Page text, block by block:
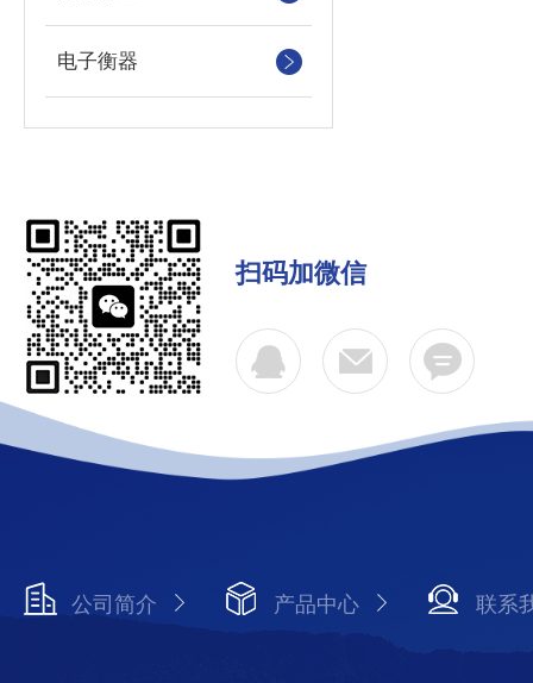
电子衡器
扫码加微信
公司简介 产品中心 联系